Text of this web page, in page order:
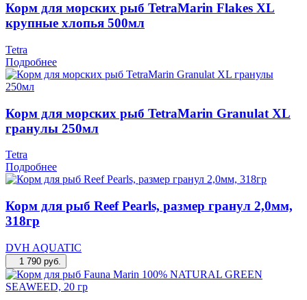
Корм для морских рыб TetraMarin Flakes XL
крупные хлопья 500мл
Tetra
Подробнее
Корм для морских рыб TetraMarin Granulat XL
гранулы 250мл
Tetra
Подробнее
Корм для рыб Reef Pearls, размер гранул 2,0мм,
318гр
DVH AQUATIC
1 790 руб.